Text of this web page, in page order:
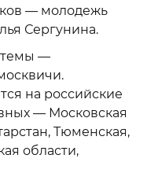
— молодежь
Сергунина.
—
на российские
— Московская
Тюменская,
области,